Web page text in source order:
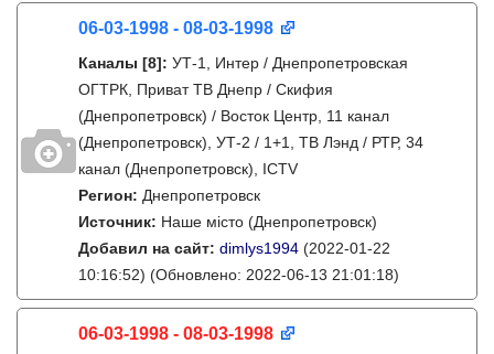
06-03-1998 - 08-03-1998
Каналы [8]: УТ-1, Интер / Днепропетровская
ОГТРК, Приват ТВ Днепр / Скифия
(Днепропетровск) / Восток Центр, 11 канал
(Днепропетровск), УТ-2 / 1+1, ТВ Лэнд / РТР, 34
канал (Днепропетровск), ICTV
Регион: Днепропетровск
Источник: Наше місто (Днепропетровск)
Добавил на сайт: dimlys1994 (2022-01-22
10:16:52) (Обновлено: 2022-06-13 21:01:18)
06-03-1998 - 08-03-1998